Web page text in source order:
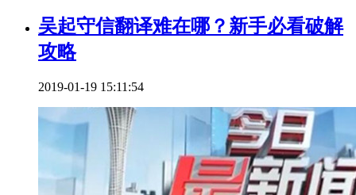
吴起守信翻译难在哪？新手必看破解
攻略
2019-01-19 15:11:54